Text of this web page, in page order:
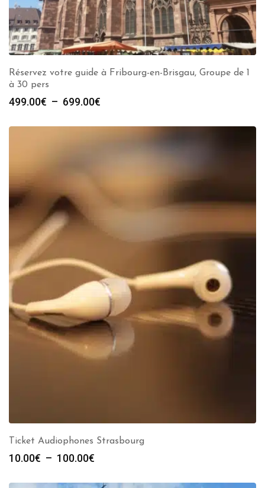
Réservez votre guide à Fribourg-en-Brisgau, Groupe de 1
à 30 pers
499.00€ – 699.00€
prix :
Ticket Audiophones Strasbourg
10.00€ – 100.00€
prix :